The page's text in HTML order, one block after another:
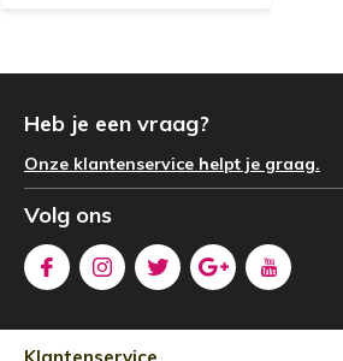
Heb je een vraag?
Onze klantenservice helpt je graag.
Volg ons